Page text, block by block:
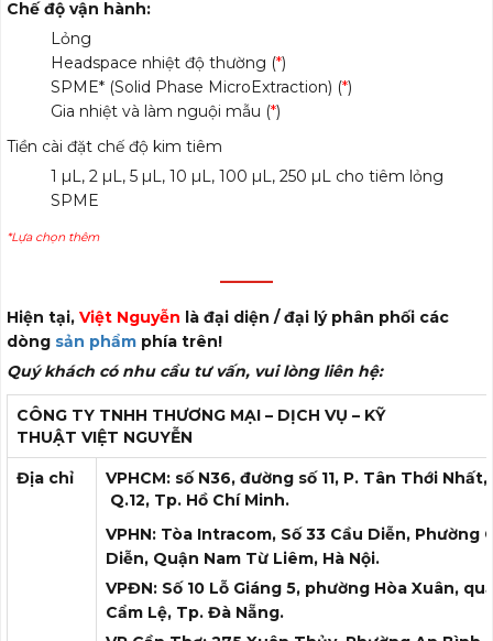
Chế độ vận hành:
Lỏng
Headspace nhiệt độ thường (*)
SPME* (Solid Phase MicroExtraction) (*)
Gia nhiệt và làm nguội mẫu (*)
Tiền cài đặt chế độ kim tiêm
1 µL, 2 µL, 5 µL, 10 µL, 100 µL, 250 µL cho tiêm lỏng
SPME
*Lựa chọn thêm
———
Hiện tại, Việt Nguyễn là đại diện / đại lý phân phối các
dòng sản phẩm phía trên!
Quý khách có nhu cầu tư vấn, vui lòng liên hệ:
CÔNG TY TNHH THƯƠNG MẠI – DỊCH VỤ – KỸ
THUẬT VIỆT NGUYỄN
Địa chỉ
VPHCM: số N36, đường số 11, P. Tân Thới Nhất,
Q.12, Tp. Hồ Chí Minh.
VPHN: Tòa Intracom, Số 33 Cầu Diễn, Phường
Diễn, Quận Nam Từ Liêm, Hà Nội.
VPĐN: Số 10 Lỗ Giáng 5, phường Hòa Xuân,
Cẩm Lệ, Tp. Đà Nẵng.